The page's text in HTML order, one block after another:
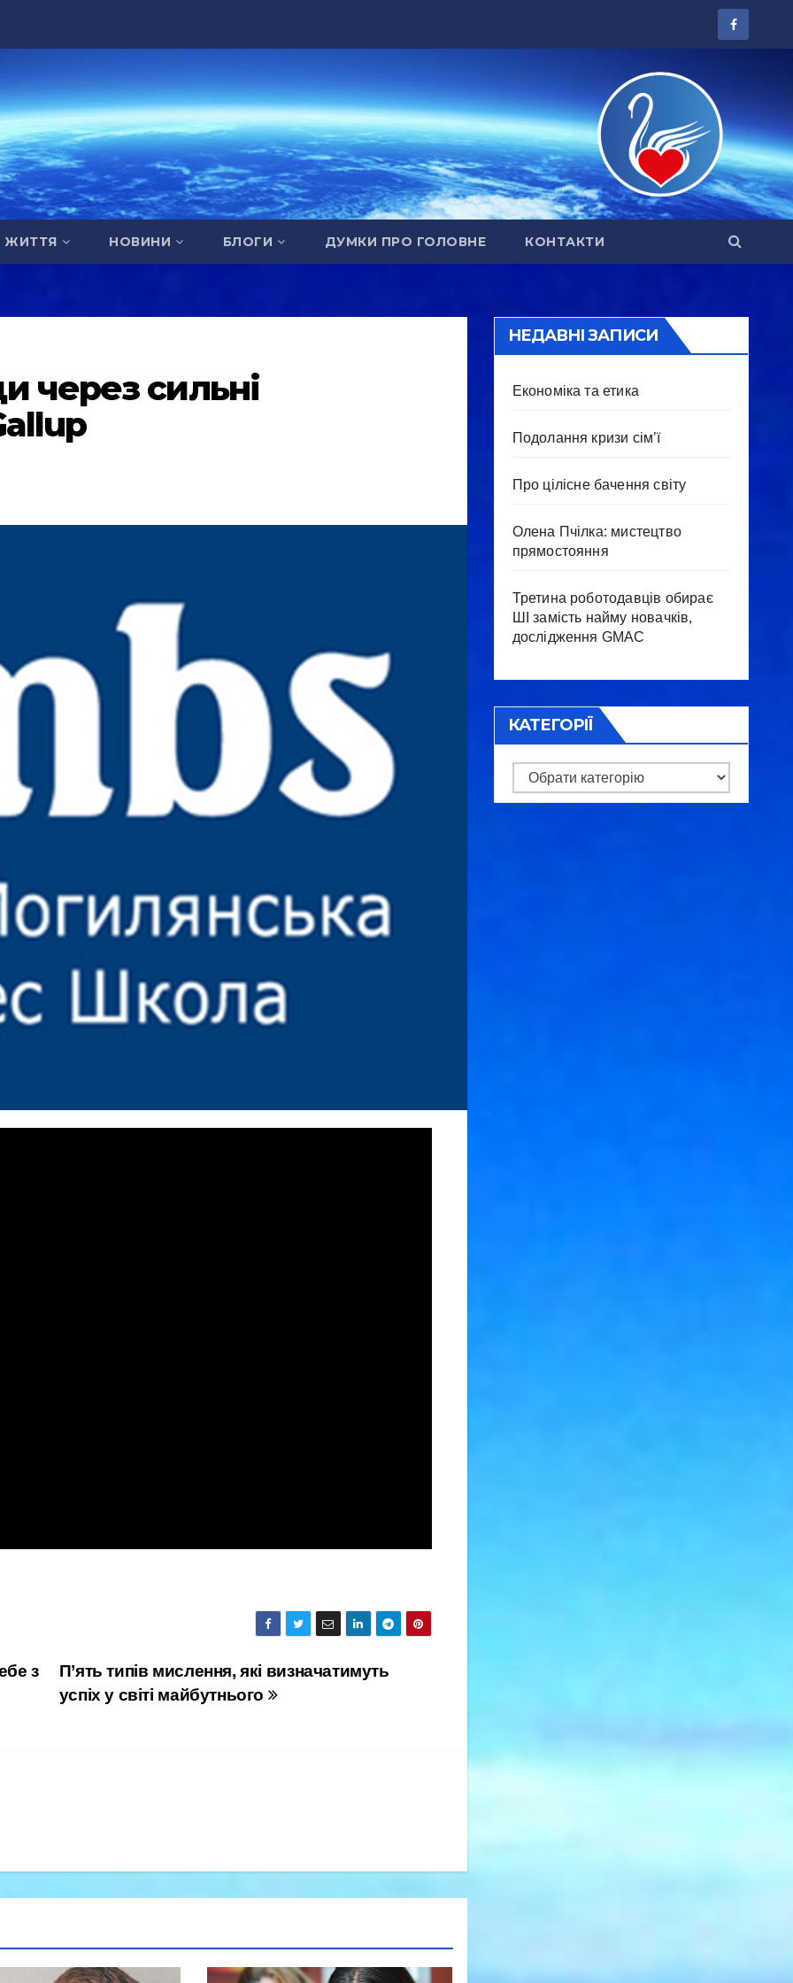
ЖИТТЯ НОВИНИ БЛОГИ ДУМКИ ПРО ГОЛОВНЕ КОНТАКТИ
через сильні
П’ять типів мислення, які визначатимуть
успіх у світі майбутнього
з
НЕДАВНІ ЗАПИСИ
Економіка та етика
Подолання кризи сім’ї
Про цілісне бачення світу
Олена Пчілка: мистецтво
прямостояння
Третина роботодавців обирає
ШІ замість найму новачків,
дослідження GMAC
КАТЕГОРІЇ
Категорії